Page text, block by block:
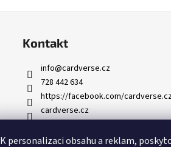
K personalizaci obsahu a reklam,
Kontakt
info@cardverse.cz
728 442 634
https://facebook.com/
cardverse.cz